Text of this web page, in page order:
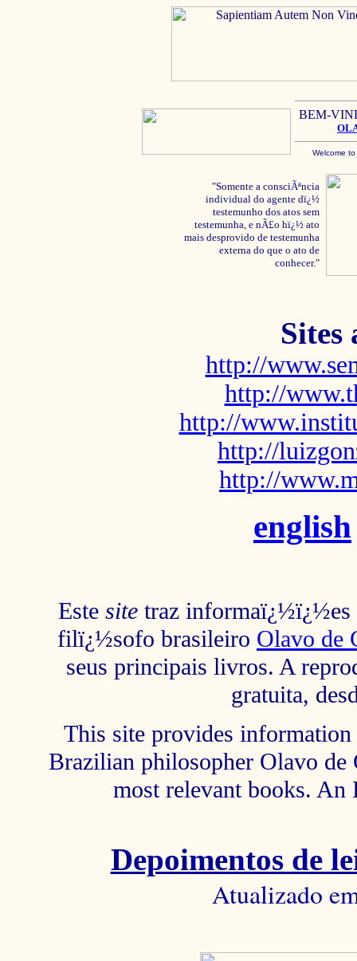
BEM-
Welcome
"Somente a consciÃªncia
individual do agente dï¿½
testemunho dos atos sem
testemunha, e nÃ£o hï¿½ ato
mais desprovido de testemunha
externa do que o ato de
conhecer."
Sites
http://
http://
http://
http://
http://
english
Este site traz informaï¿½ï¿½es
filï¿½sofo brasileiro Olavo de
seus principais livros. A
gratuita,
This site provides
Brazilian philosopher Olavo de
most relevant books.
Depoimentos de
Atualizado